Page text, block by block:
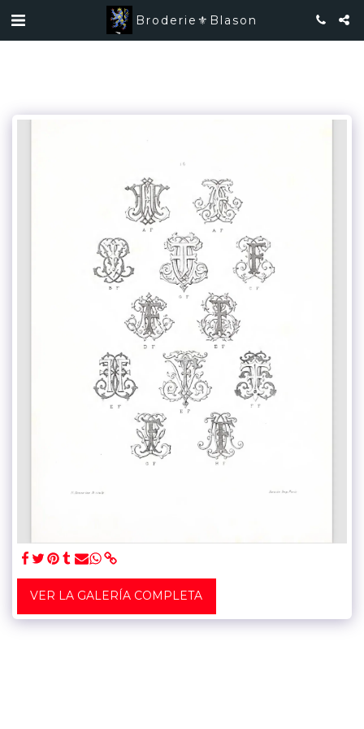
Broderie⚜️Blason
VER LA GALERÍA COMPLETA